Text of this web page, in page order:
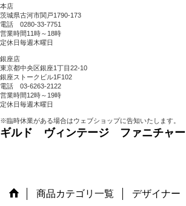
本店
茨城県古河市関戸1790-173
電話 0280-33-7751
営業時間11時～18時
定休日毎週木曜日
銀座店
東京都中央区銀座1丁目22-10
銀座ストークビル1F102
電話 03-6263-2122
営業時間12時～19時
定休日毎週木曜日
※臨時休業がある場合はウェブショップに告知いたします。
ギルド ヴィンテージ ファニチャー
商品カテゴリ一覧 デザイナー